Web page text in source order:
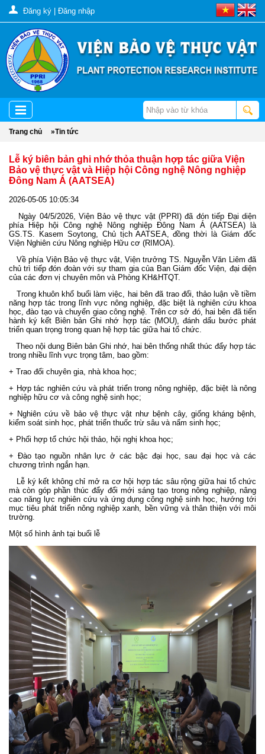
Đăng ký Đăng nhập
Trang chủ »Tin tức
Lễ ký biên bản ghi nhớ thỏa thuận hợp tác giữa Viện
Bảo vệ thực vật và Hiệp hội Công nghệ Nông nghiệp
Đông Nam Á (AATSEA)
2026-05-05 10:05:34
Ngày 04/5/2026, Viện Bảo vệ thực vật (PPRI) đã đón tiếp Đại diện
phía Hiệp hội Công nghệ Nông nghiệp Đông Nam Á (AATSEA) là
GS.TS. Kasem Soytong, Chủ tịch AATSEA, đồng thời là Giám đốc
Viện Nghiên cứu Nông nghiệp Hữu cơ (RIMOA).
Về phía Viện Bảo vệ thực vật, Viện trưởng TS. Nguyễn Văn Liêm đã
chủ trì tiếp đón đoàn với sự tham gia của Ban Giám đốc Viện, đại diện
của các đơn vị chuyên môn và Phòng KH&HTQT.
Trong khuôn khổ buổi làm việc, hai bên đã trao đổi, thảo luận về tiềm
năng hợp tác trong lĩnh vực nông nghiệp, đặc biệt là nghiên cứu khoa
học, đào tạo và chuyển giao công nghệ. Trên cơ sở đó, hai bên đã tiến
hành ký kết Biên bản Ghi nhớ hợp tác (MOU), đánh dấu bước phát
triển quan trọng trong quan hệ hợp tác giữa hai tổ chức.
Theo nội dung Biên bản Ghi nhớ, hai bên thống nhất thúc đẩy hợp tác
trong nhiều lĩnh vực trọng tâm, bao gồm:
+ Trao đổi chuyên gia, nhà khoa học;
+ Hợp tác nghiên cứu và phát triển trong nông nghiệp, đặc biệt là nông
nghiệp hữu cơ và công nghệ sinh học;
+ Nghiên cứu về bảo vệ thực vật như bệnh cây, giống kháng bệnh,
kiểm soát sinh học, phát triển thuốc trừ sâu và nấm sinh học;
+ Phối hợp tổ chức hội thảo, hội nghị khoa học;
+ Đào tạo nguồn nhân lực ở các bậc đại học, sau đại học và các
chương trình ngắn hạn.
Lễ ký kết không chỉ mở ra cơ hội hợp tác sâu rộng giữa hai tổ chức
mà còn góp phần thúc đẩy đổi mới sáng tạo trong nông nghiệp, nâng
cao năng lực nghiên cứu và ứng dụng công nghệ sinh học, hướng tới
mục tiêu phát triển nông nghiệp xanh, bền vững và thân thiện với môi
trường.
Một số hình ảnh tại buổi lễ